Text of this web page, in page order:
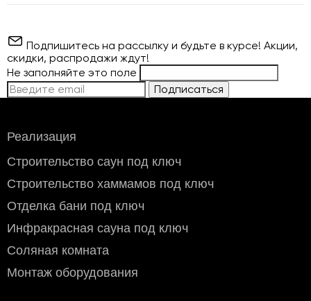
Стоимость доставки по Москве (в пределах МКАД)
Доставка производится собственными курьерами с
Доставка в центр Москвы, (внутри третьего транспортного
кольца ТТК) предварительно оговаривается.
Мелкогабаритный груз (до 50×40×70 см): 800 руб.
966
Полок термоабаш (Африка) SHP, 26х95 мм.,
длина 1.2 м.
Подпишитесь на рассылку и будьте в курсе! Акции,
скидки, распродажи ждут!
Не заполняйте это поле
Подписаться
Реализация
Строительство саун под ключ
Строительство хаммамов под ключ
Отделка бани под ключ
Инфракрасная сауна под ключ
Соляная комната
Монтаж оборудования